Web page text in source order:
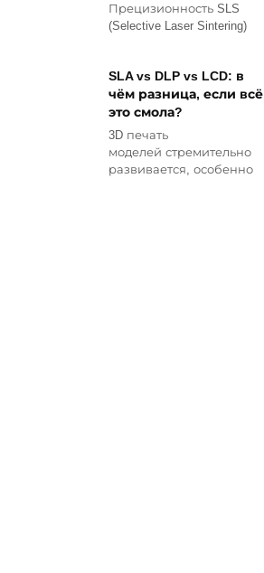
Прецизионность SLS
(Selective Laser Sintering)
SLA vs DLP vs LCD: в
чём разница, если всё
это смола?
3D печать
моделей стремительно
развивается, особенно